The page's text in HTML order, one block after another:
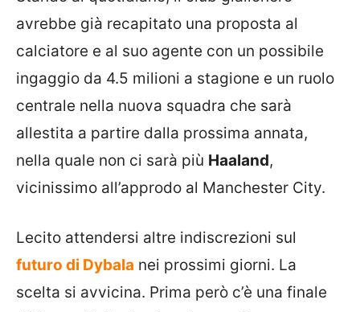
avrebbe già recapitato una proposta al
calciatore e al suo agente con un possibile
ingaggio da 4.5 milioni a stagione e un ruolo
centrale nella nuova squadra che sarà
allestita a partire dalla prossima annata,
nella quale non ci sarà più Haaland,
vicinissimo all’approdo al Manchester City.
Lecito attendersi altre indiscrezioni sul
futuro di Dybala nei prossimi giorni. La
scelta si avvicina. Prima però c’è una finale